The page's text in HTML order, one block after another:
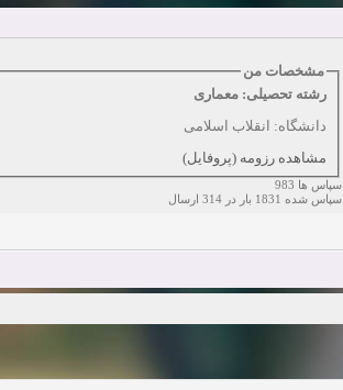
مشخصات من
رشته تحصیلی: معماری
دانشگاه: انقلاب اسلامی
مشاهده رزومه (پروفایل)
سپاس ها 983
سپاس شده 1831 بار در 314 ارسال